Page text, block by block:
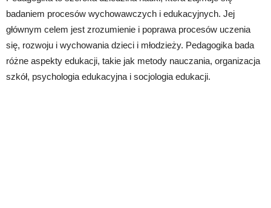
badaniem procesów wychowawczych i edukacyjnych. Jej
głównym celem jest zrozumienie i poprawa procesów uczenia
się, rozwoju i wychowania dzieci i młodzieży. Pedagogika bada
różne aspekty edukacji, takie jak metody nauczania, organizacja
szkół, psychologia edukacyjna i socjologia edukacji.